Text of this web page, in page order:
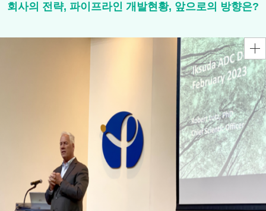
회사의 전략, 파이프라인 개발현황, 앞으로의 방향은?